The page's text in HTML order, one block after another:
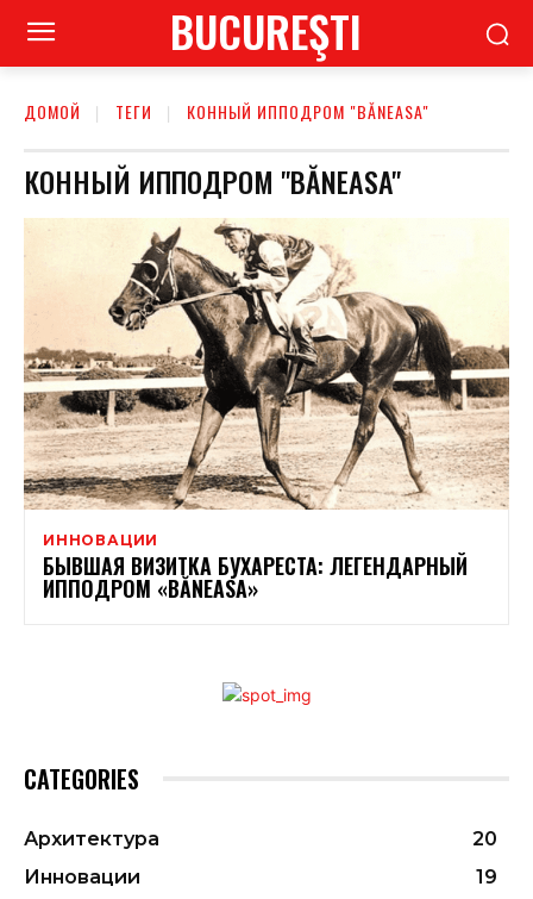
BUCUREŞTI
ДОМОЙ ТЕГИ КОННЫЙ ИППОДРОМ "BĂNEASA"
КОННЫЙ ИППОДРОМ "BĂNEASA"
ИННОВАЦИИ
БЫВШАЯ ВИЗИТКА БУХАРЕСТА: ЛЕГЕНДАРНЫЙ
ИППОДРОМ «BĂNEASA»
CATEGORIES
Архитектура
20
Инновации
19